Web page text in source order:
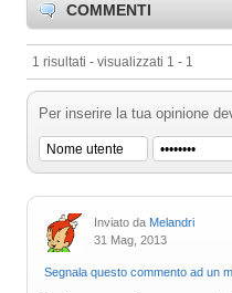
COMMENTI
1 risultati - visualizzati 1 - 1
Per inserire la tua opinione
Inviato da Melandri
31 Mag, 2013
Segnala questo commento ad un